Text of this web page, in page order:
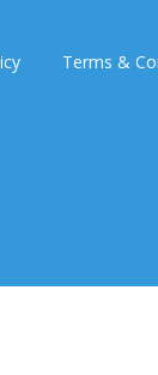
Terms &